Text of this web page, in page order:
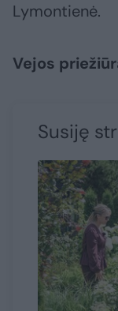
Lymontienė.
Vejos
Susiję